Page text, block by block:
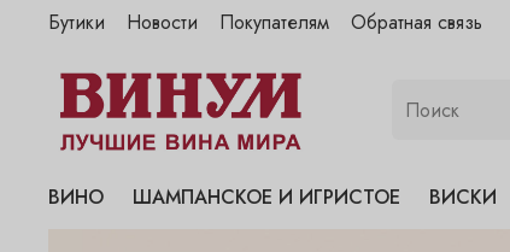
Бутики
"Винум" на Полянке
"Винум" на Гранатном
"Винум" на Сухаревском
"Винум" на Садовнической
Новости Покупателям Обратная связь
ВИНО ШАМПАНСКОЕ И ИГРИСТОЕ ВИСКИ